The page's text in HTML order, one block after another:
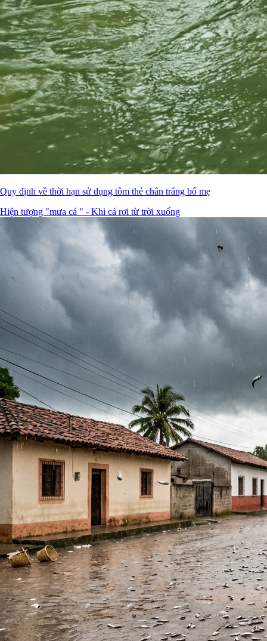
Quy định về thời hạn sử dụng tôm thẻ chân trắng bố mẹ
Hiện tượng "mưa cá " - Khi cá rơi từ trời xuống